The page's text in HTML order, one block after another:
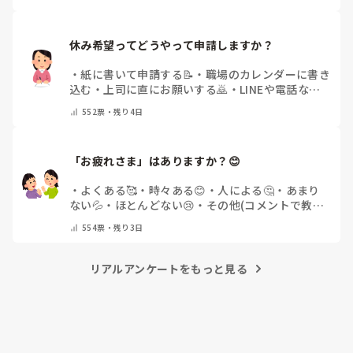
休み希望ってどうやって申請しますか？
・紙に書いて申請する📝 ・ 職場のカレンダーに書き
込む ・ 上司に直にお願いする🙇 ・ LINEや電話など
552票・残り4日
「お疲れさま」はありますか？😊
・ よくある🥰 ・ 時々ある😊 ・ 人による🤔 ・ あまり
ない💦 ・ ほとんどない😢 ・ その他(コメントで教え
554票・残り3日
リアルアンケートをもっと見る